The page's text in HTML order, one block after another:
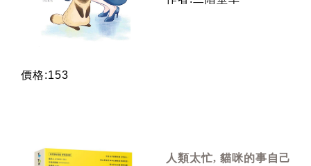
價格:153
人類太忙, 貓咪的事自己